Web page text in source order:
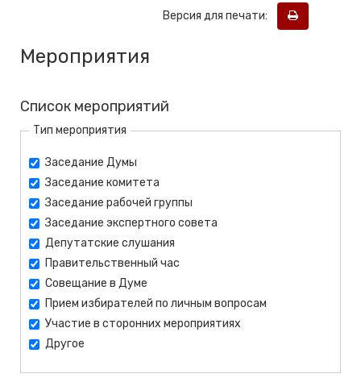
Версия для печати:
Мероприятия
Список мероприятий
Тип мероприятия
Заседание Думы
Заседание комитета
Заседание рабочей группы
Заседание экспертного совета
Депутатские слушания
Правительственный час
Совещание в Думе
Прием избирателей по личным вопросам
Участие в сторонних мероприятиях
Другое